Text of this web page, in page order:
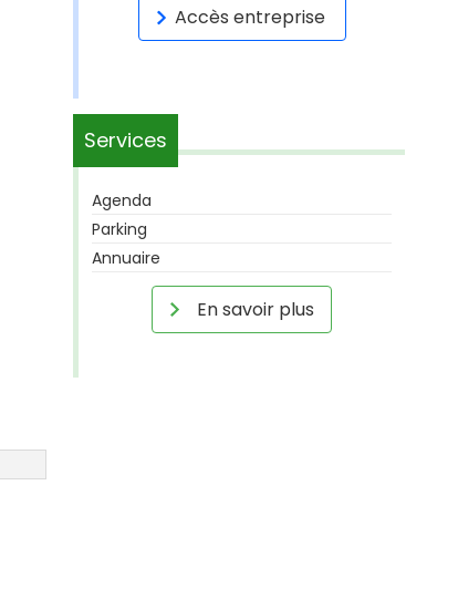
Accès entreprise
Services
Agenda
Parking
Annuaire
En savoir plus